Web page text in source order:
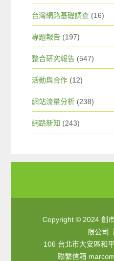
台灣網路基礎調查 (16)
專題報告 (197)
整合研究報告 (547)
活動與合作 (12)
網站流量分析 (238)
網路新知 (243)
Copyright © 2024 創
限公司.
106 台北市大安區和
聯繫信箱